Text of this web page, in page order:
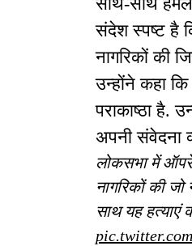
संदेश स्पष्ट है
नागरिकों की
उन्होंने कहा
पराकाष्ठा है.
अपनी संवेदना
लोकसभा में
नागरिकों की
साथ यह हत्याएं